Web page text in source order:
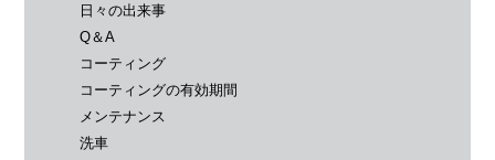
日々の出来事
Q＆A
コーティング
コーティングの有効期間
メンテナンス
洗車